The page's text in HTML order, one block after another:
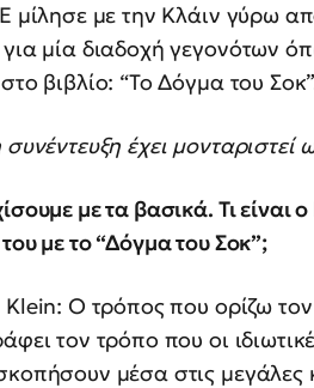
μίλησε με την Κλάιν γύρω
μία διαδοχή γεγονότων
βιβλίο: “Το Δόγμα του
έχει
με τα βασικά. Τι είναι
με το “Δόγμα του Σοκ”;
Ο τρόπος που ορίζω τον
τον τρόπο που οι
μέσα στις